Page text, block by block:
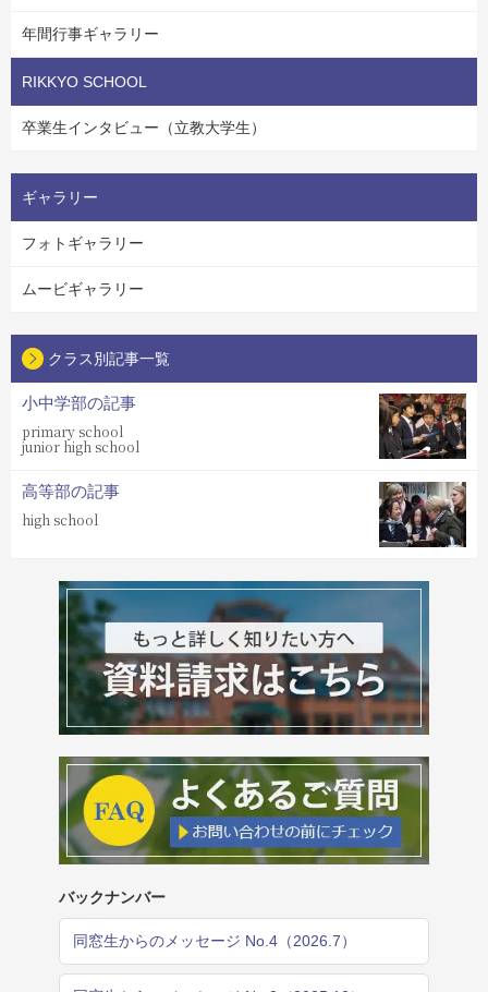
年間行事ギャラリー
RIKKYO SCHOOL
卒業生インタビュー（立教大学生）
ギャラリー
フォトギャラリー
ムービギャラリー
クラス別記事一覧
小中学部の記事
primary school
junior high school
高等部の記事
high school
バックナンバー
同窓生からのメッセージ No.4（2026.7）